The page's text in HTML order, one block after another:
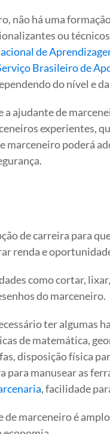
não há uma
ou
de
Brasileiro de
do nível e
ajudante de
experientes,
marceneiro poderá
de carreira para
renda e
como cortar,
do marceneiro.
ter algumas
de matemática,
disposição física
manusear as
, facilidade
marceneiro é